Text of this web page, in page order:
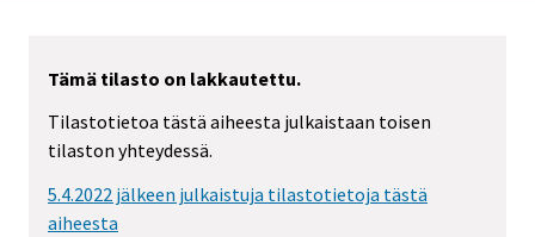
Tämä tilasto on lakkautettu.
Tilastotietoa tästä aiheesta julkaistaan toisen
tilaston yhteydessä.
5.4.2022 jälkeen julkaistuja tilastotietoja tästä
aiheesta